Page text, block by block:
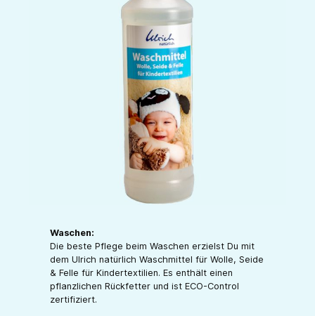
Waschen:
Die beste Pflege beim Waschen erzielst Du mit
dem Ulrich natürlich Waschmittel für Wolle, Seide
& Felle für Kindertextilien. Es enthält einen
pflanzlichen Rückfetter und ist ECO-Control
zertifiziert.